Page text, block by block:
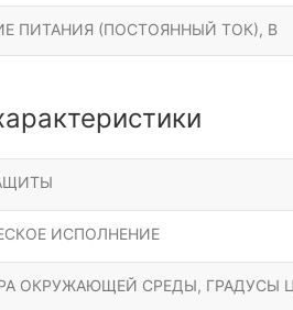
ПИТАНИЯ (ПОСТОЯННЫЙ ТОК), В
ИСПОЛНЕНИЕ
ОКРУЖАЮЩЕЙ СРЕДЫ, ГРАДУСЫ